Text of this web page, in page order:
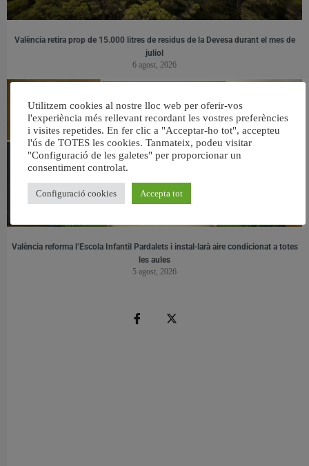
València retira prop de 15.000 litres de residus de la Devesa durant el mes de
juliol
6 agost, 2026
València reforma l’Escola Infantil Pardalets i instal·larà aire condicionat a totes
les aules
5 agost, 2026
Utilitzem cookies al nostre lloc web per oferir-vos
l'experiència més rellevant recordant les vostres preferències
i visites repetides. En fer clic a "Acceptar-ho tot", accepteu
l'ús de TOTES les cookies. Tanmateix, podeu visitar
"Configuració de les galetes" per proporcionar un
consentiment controlat.
Configuració cookies Accepta tot